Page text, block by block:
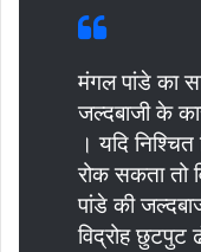
मंगल पांडे का
जल्दबाजी के
। यदि
रोक सकता तो
पांडे की
विद्रोह